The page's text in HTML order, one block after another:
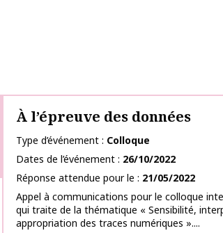
À l’épreuve des données
Type d’événement
Colloque
Dates de l’événement
26/10/2022
Réponse attendue pour le
21/05/2022
Appel à communications pour le colloque
qui traite de la thématique « Sensibilité,
appropriation des traces numériques »....